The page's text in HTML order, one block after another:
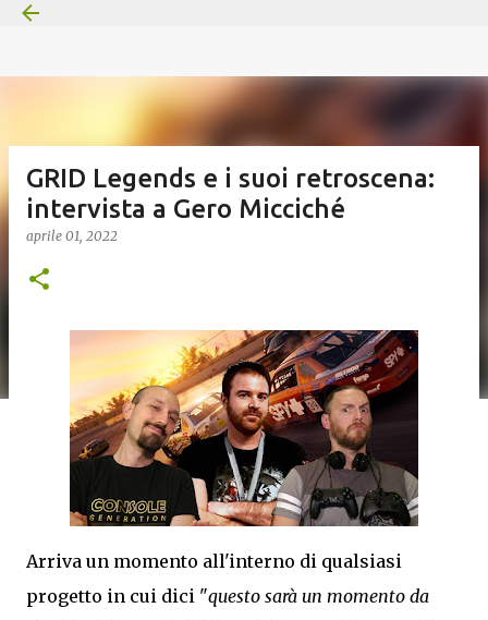
GRID Legends e i suoi retroscena:
intervista a Gero Micciché
aprile 01, 2022
Arriva un momento all'interno di qualsiasi
progetto in cui dici "questo sarà un momento da